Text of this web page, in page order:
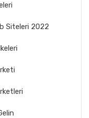
Siteleri 2022